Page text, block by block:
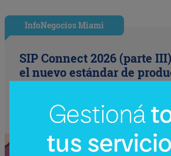
InfoNegocios Miami
SIP Connect 2026 (parte
el nuevo estándar de
video + Tik Tok + multi